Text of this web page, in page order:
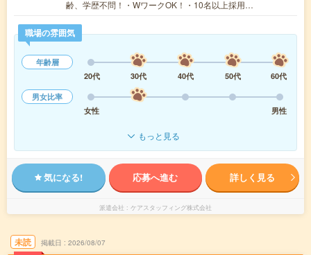
齢、学歴不問！・WワークOK！・10名以上採用…
職場の雰囲気
年齢層
20代
30代 40代 50代
60代
男女比率
女性
男性
もっと見る
気になる! 応募へ進む 詳しく見る
派遣会社 ケアスタッフィング株式会社
未読 掲載日 2026/08/07